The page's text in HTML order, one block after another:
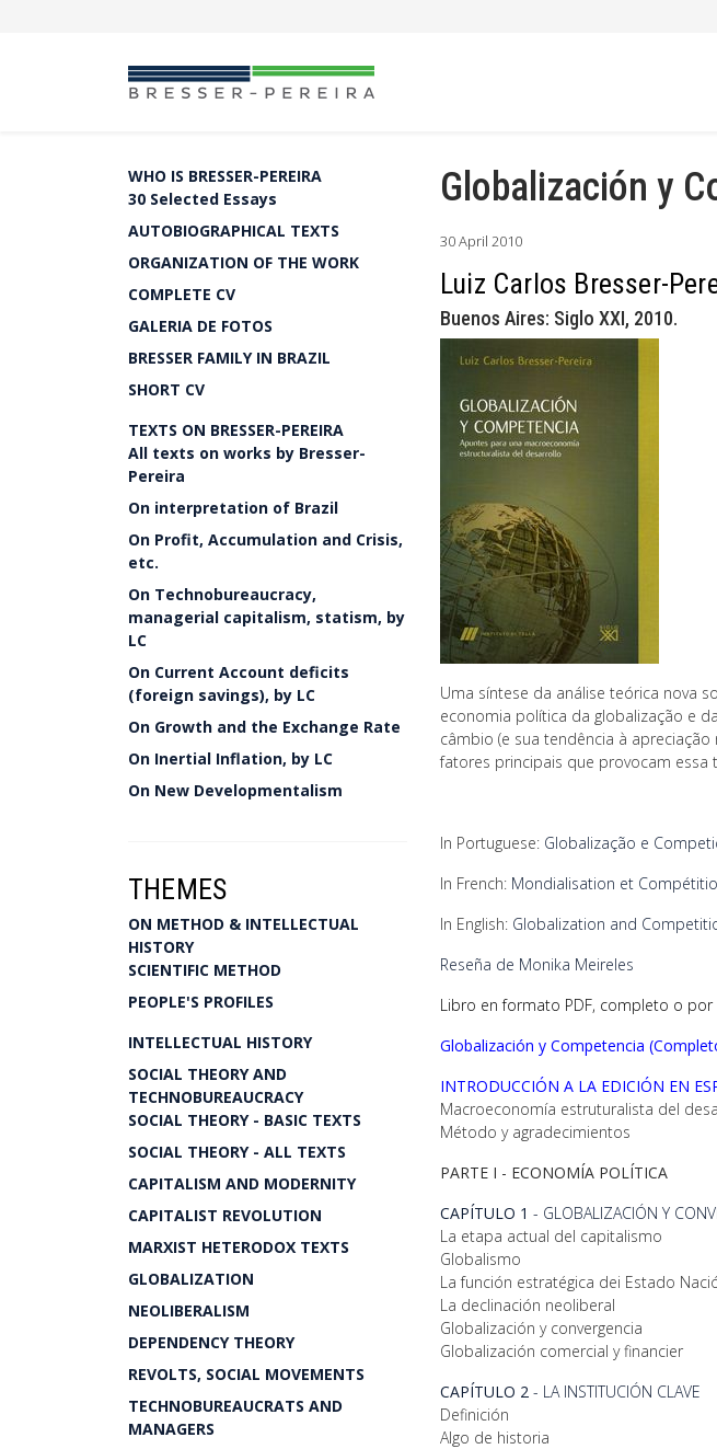
WHO IS BRESSER-PEREIRA
30 Selected Essays
AUTOBIOGRAPHICAL TEXTS
ORGANIZATION OF THE WORK
COMPLETE CV
GALERIA DE FOTOS
BRESSER FAMILY IN BRAZIL
SHORT CV
TEXTS ON BRESSER-PEREIRA
All texts on works by Bresser-
Pereira
On interpretation of Brazil
On Profit, Accumulation and Crisis,
etc.
On Technobureaucracy,
managerial capitalism, statism, by
LC
On Current Account deficits
(foreign savings), by LC
On Growth and the Exchange Rate
On Inertial Inflation, by LC
On New Developmentalism
THEMES
ON METHOD & INTELLECTUAL
HISTORY
SCIENTIFIC METHOD
PEOPLE'S PROFILES
INTELLECTUAL HISTORY
SOCIAL THEORY AND
TECHNOBUREAUCRACY
SOCIAL THEORY - BASIC TEXTS
SOCIAL THEORY - ALL TEXTS
CAPITALISM AND MODERNITY
CAPITALIST REVOLUTION
MARXIST HETERODOX TEXTS
GLOBALIZATION
NEOLIBERALISM
DEPENDENCY THEORY
REVOLTS, SOCIAL MOVEMENTS
TECHNOBUREAUCRATS AND
MANAGERS
Globalización y
30 April 2010
Luiz Carlos Bresser-
Buenos Aires: Siglo XXI, 2010.
Uma síntese da análise teórica nova
economia política da globalização e
câmbio (e sua tendência à
fatores principais que provocam
In Portuguese: Globalização e
In French: Mondialisation et
In English: Globalization and
Reseña de Monika Meireles
Libro en formato PDF, completo o por
Globalización y Competencia
INTRODUCCIÓN A LA EDICIÓN EN
Macroeconomía estruturalista del
Método y agradecimientos
PARTE I - ECONOMÍA POLÍTICA
CAPÍTULO 1 - GLOBALIZACIÓN Y
La etapa actual del capitalismo
Globalismo
La función estratégica dei Estado
La declinación neoliberal
Globalización y convergencia
Globalización comercial y financier
CAPÍTULO 2 - LA INSTITUCIÓN CLAVE
Definición
Algo de historia